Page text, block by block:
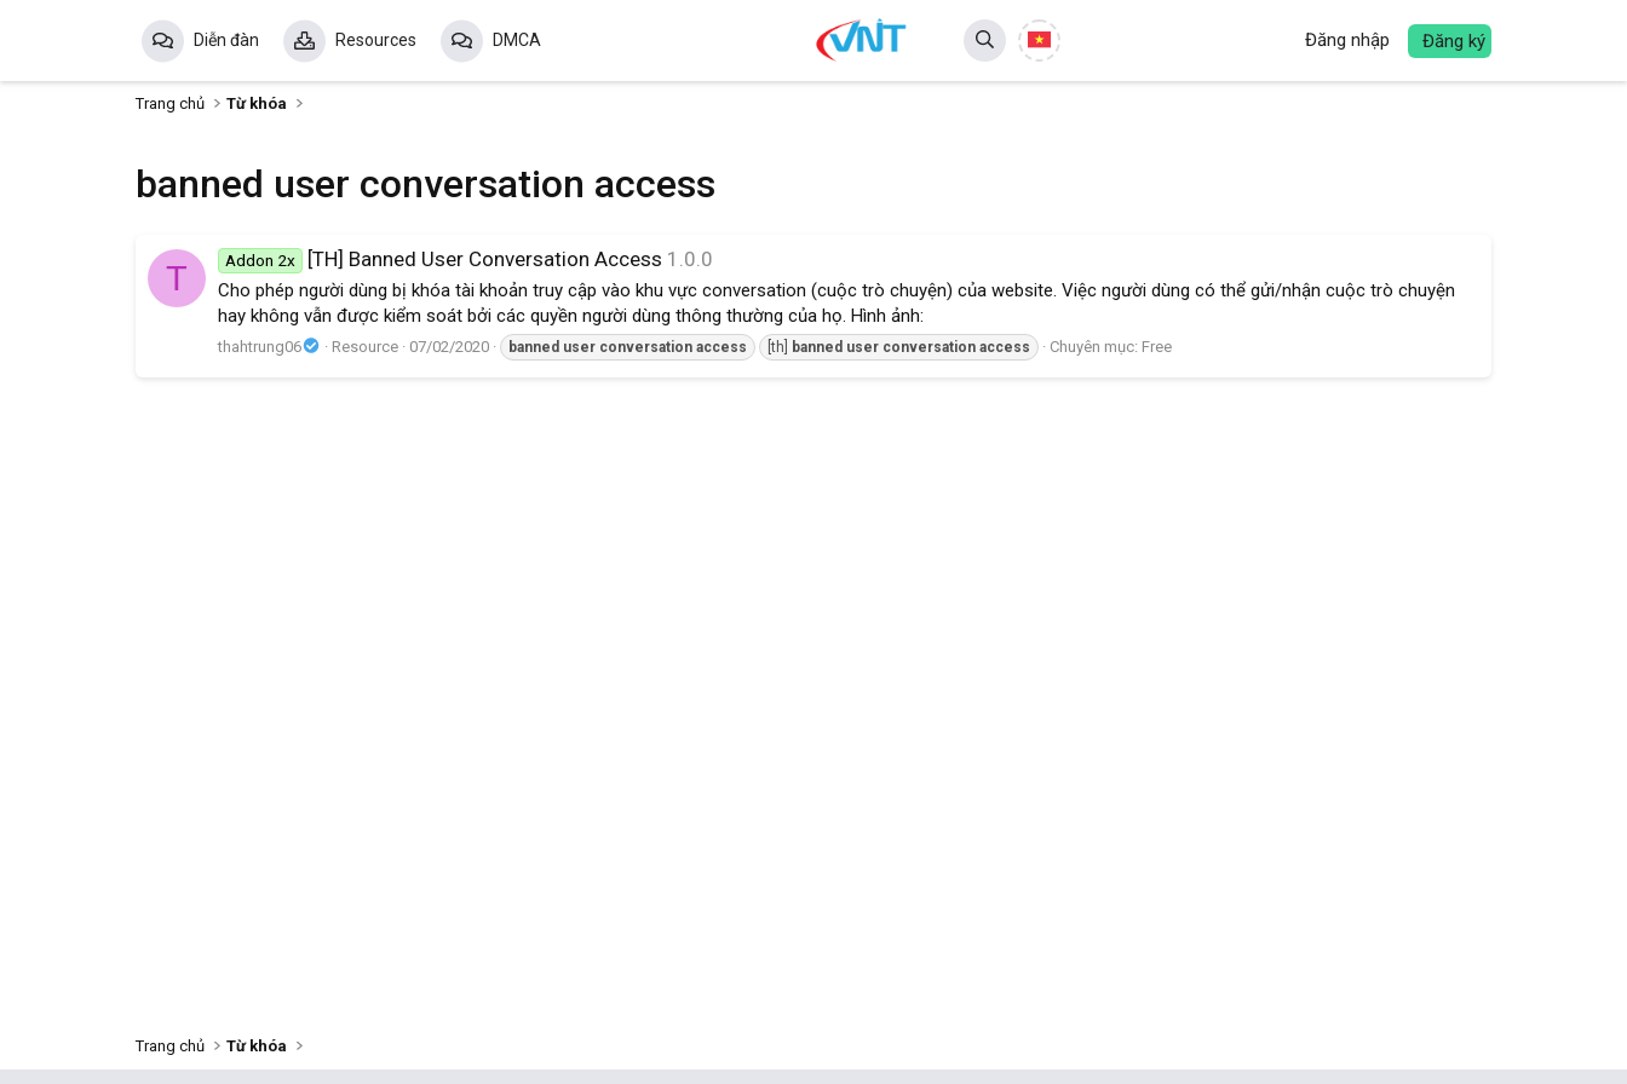
Diễn đàn Resources DMCA Đăng nhập Đăng ký
Trang chủ Từ khóa
banned user conversation access
T Addon 2x [TH] Banned User Conversation Access 1.0.0
Cho phép người dùng bị khóa tài khoản truy cập vào khu vực conversation (cuộc trò chuyện) của website. Việc người dùng có thể gửi/nhận cuộc trò chuyện
hay không vẫn được kiểm soát bởi các quyền người dùng thông thường của họ. Hình ảnh:
thahtrung06 Resource 07/02/2020 banned user conversation access [th] banned user conversation access Chuyên mục: Free
Trang chủ Từ khóa